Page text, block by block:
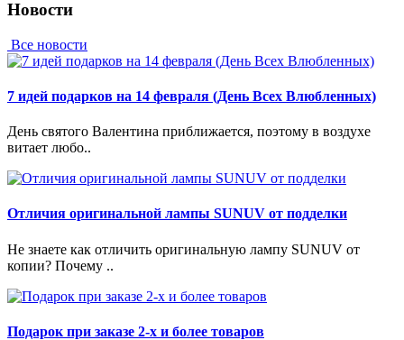
Новости
Все новости
7 идей подарков на 14 февраля (День Всех Влюбленных)
День святого Валентина приближается, поэтому в воздухе
витает любо..
Отличия оригинальной лампы SUNUV от подделки
Не знаете как отличить оригинальную лампу SUNUV от
копии? Почему ..
Подарок при заказе 2-х и более товаров